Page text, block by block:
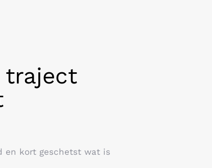
traject
en kort geschetst wat is